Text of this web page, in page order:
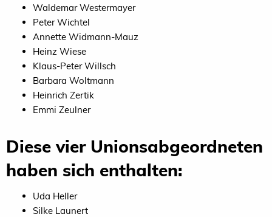
Waldemar Westermayer
Peter Wichtel
Annette Widmann-Mauz
Heinz Wiese
Klaus-Peter Willsch
Barbara Woltmann
Heinrich Zertik
Emmi Zeulner
Diese vier Unionsabgeordneten
haben sich enthalten:
Uda Heller
Silke Launert